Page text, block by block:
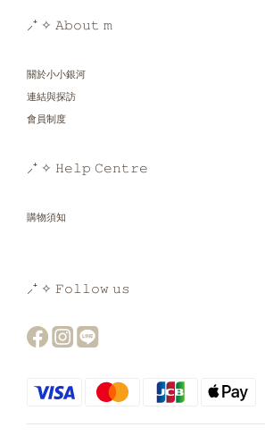
⸝⁺ ✧ 𝙰𝚋𝚘𝚞𝚝 𝚖
關於小小銀河
連結與探訪
會員制度
⸝⁺ ✧ 𝙷𝚎𝚕𝚙 𝙲𝚎𝚗𝚝𝚛𝚎
購物須知
⸝⁺ ✧ 𝙵𝚘𝚕𝚕𝚘𝚠 𝚞𝚜